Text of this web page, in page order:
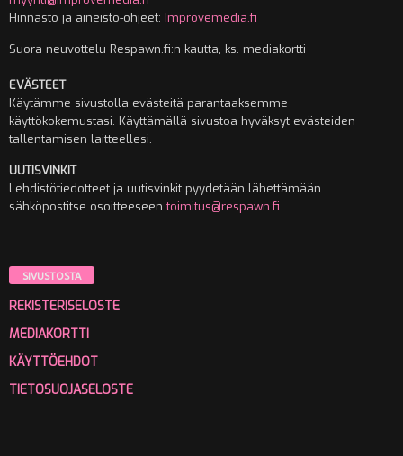
Hinnasto ja aineisto-ohjeet: Improvemedia.fi
Suora neuvottelu Respawn.fi:n kautta, ks. mediakortti
EVÄSTEET
Käytämme sivustolla evästeitä parantaaksemme
käyttökokemustasi. Käyttämällä sivustoa hyväksyt evästeiden
tallentamisen laitteellesi.
UUTISVINKIT
Lehdistötiedotteet ja uutisvinkit pyydetään lähettämään
sähköpostitse osoitteeseentoimitus@respawn.fi
SIVUSTOSTA
REKISTERISELOSTE
MEDIAKORTTI
KÄYTTÖEHDOT
TIETOSUOJASELOSTE